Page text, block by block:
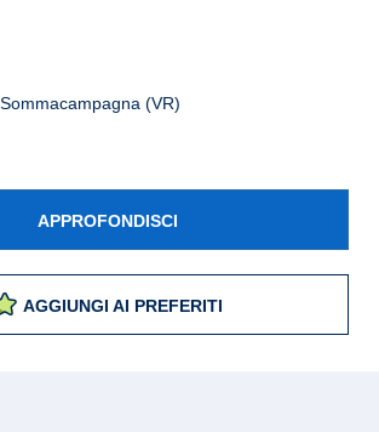
Sommacampagna (VR)
APPROFONDISCI
AGGIUNGI AI PREFERITI